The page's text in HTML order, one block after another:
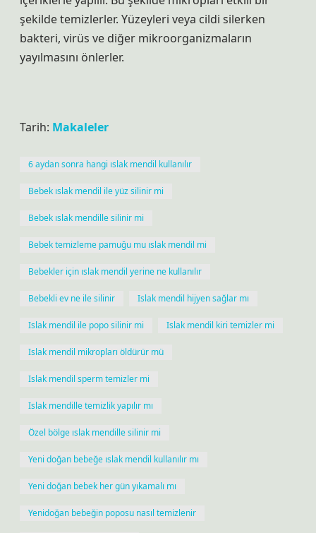
şekilde temizlerler. Yüzeyleri veya cildi silerken
bakteri, virüs ve diğer mikroorganizmaların
yayılmasını önlerler.
Tarih: Makaleler
6 aydan sonra hangi ıslak mendil kullanılır
Bebek ıslak mendil ile yüz silinir mi
Bebek ıslak mendille silinir mi
Bebek temizleme pamuğu mu ıslak mendil mi
Bebekler için ıslak mendil yerine ne kullanılır
Bebekli ev ne ile silinir Islak mendil hijyen sağlar mı
Islak mendil ile popo silinir mi Islak mendil kiri temizler mi
Islak mendil mikropları öldürür mü
Islak mendil sperm temizler mi
Islak mendille temizlik yapılır mı
Özel bölge ıslak mendille silinir mi
Yeni doğan bebeğe ıslak mendil kullanılır mı
Yeni doğan bebek her gün yıkamalı mı
Yenidoğan bebeğin poposu nasıl temizlenir